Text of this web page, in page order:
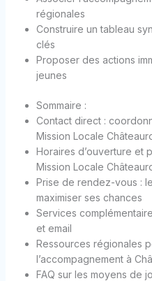
régionales
Construire un tableau
clés
Proposer des actions
jeunes
Sommaire :
Contact direct :
Mission Locale
Horaires d’ouverture et
Mission Locale
Prise de rendez-vous :
maximiser ses chances
Services
et email
Ressources régionales
l’accompagnement à
FAQ sur les moyens de